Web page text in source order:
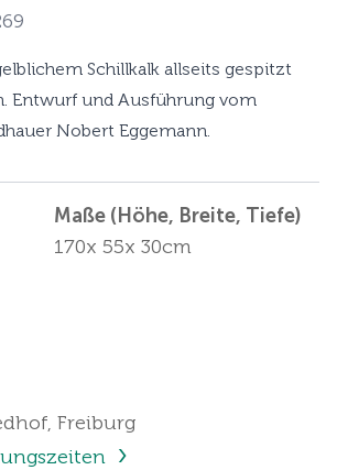
Schillkalk allseits gespitzt
Entwurf und Ausführung vom
Nobert Eggemann.
Maße (Höhe, Breite, Tiefe)
170x 55x 30cm
Freiburg